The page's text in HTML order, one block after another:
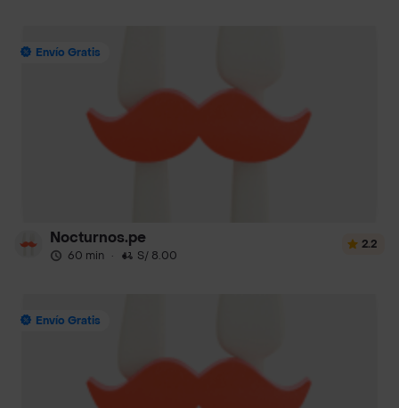
Envío Gratis
Nocturnos.pe
60 min · S/ 8.00
2.2
Envío Gratis